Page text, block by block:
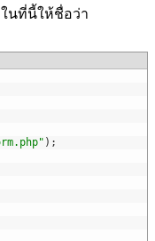
ในที่นี้ให้ชื่อว่า
) ;